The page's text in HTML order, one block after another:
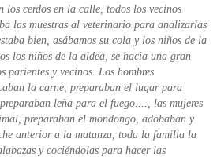
los cerdos en la calle, todos los vecinos
las muestras al veterinario para analizarlas
bien, asábamos su cola y los niños de la
los niños de la aldea, se hacia una gran
parientes y vecinos. Los hombres
la carne, preparaban el lugar para
leña para el fuego...., las mujeres
preparaban el mondongo, adobaban y
anterior a la matanza, toda la familia la
y cociéndolas para hacer las